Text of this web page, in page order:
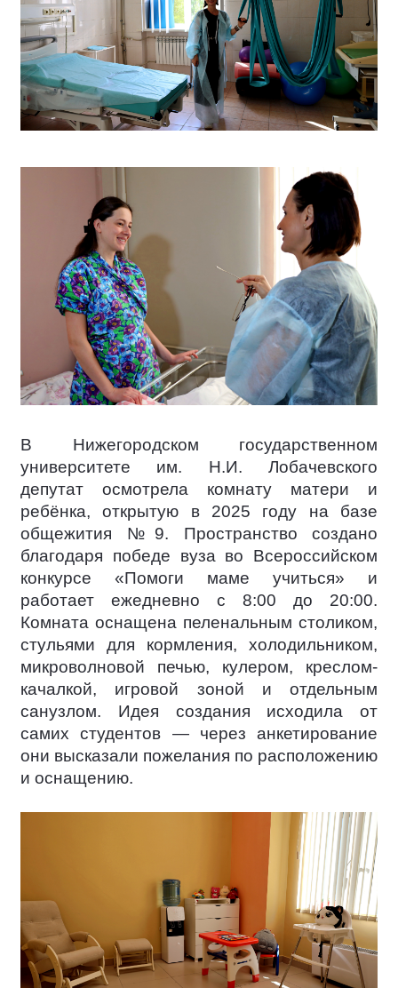
В Нижегородском государственном
университете им. Н.И. Лобачевского
депутат осмотрела комнату матери и
ребёнка, открытую в 2025 году на базе
общежития №9. Пространство создано
благодаря победе вуза во Всероссийском
конкурсе «Помоги маме учиться» и
работает ежедневно с 8:00 до 20:00.
Комната оснащена пеленальным столиком,
стульями для кормления, холодильником,
микроволновой печью, кулером, креслом-
качалкой, игровой зоной и отдельным
санузлом. Идея создания исходила от
самих студентов — через анкетирование
они высказали пожелания по расположению
и оснащению.